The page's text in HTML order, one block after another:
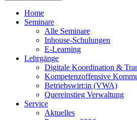
Home
Seminare
Alle Seminare
Inhouse-Schulungen
E-Learning
Lehrgänge
Digitale Koordination &
Kompetenzoffensive
Betriebswirt:in (VWA)
Quereinstieg Verwaltung
Service
Aktuelles